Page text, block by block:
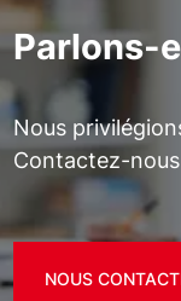
Parlons-
Nous
Contactez-
NOUS